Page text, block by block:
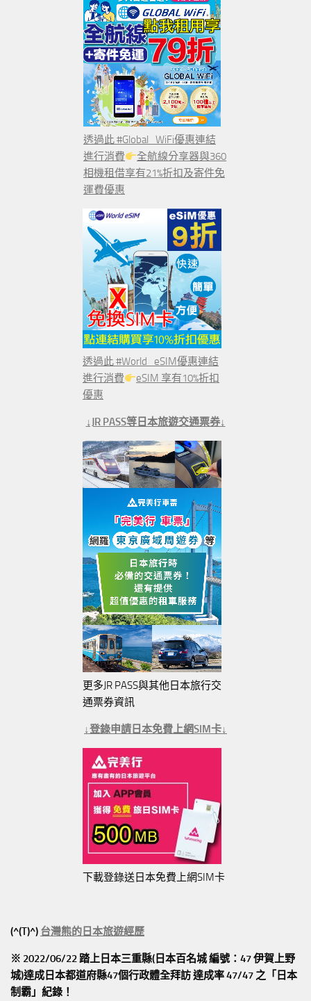
透過此 #Global_WiFi優惠連結
進行消費
全航線分享器與360
相機租借享有21%折扣及寄件免
運費優惠
透過此 #World_eSIM優惠連結
進行消費
eSIM 享有10%折扣
優惠
↓JR PASS等日本旅遊交通票券↓
更多JR PASS與其他日本旅行交
通票券資訊
↓登錄申請日本免費上網SIM卡↓
下載登錄送日本免費上網SIM卡
(^(T)^) 台灣熊的日本旅遊經歷
※ 2022/06/22 踏上日本三重縣(日本百名城 編號：47 伊賀上野
城)達成日本都道府縣47個行政體全拜訪達成率 47/47 之「日本
制霸」紀錄！